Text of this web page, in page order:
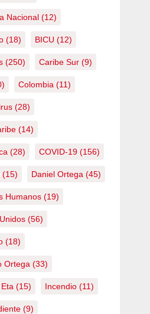
Nacional(12)
(18) BICU (12)
(250) Caribe Sur(9)
Colombia (11)
(28)
(14)
(28) COVID-19(156)
(15) Daniel Ortega (45)
Humanos(19)
(56)
(18)
Ortega (33)
(15) Incendio(11)
(9)